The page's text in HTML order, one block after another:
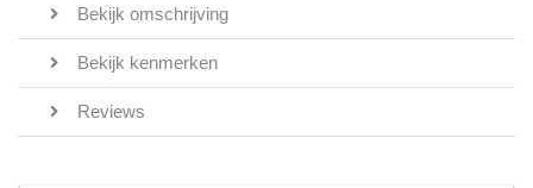
Bekijk omschrijving
Bekijk kenmerken
Reviews